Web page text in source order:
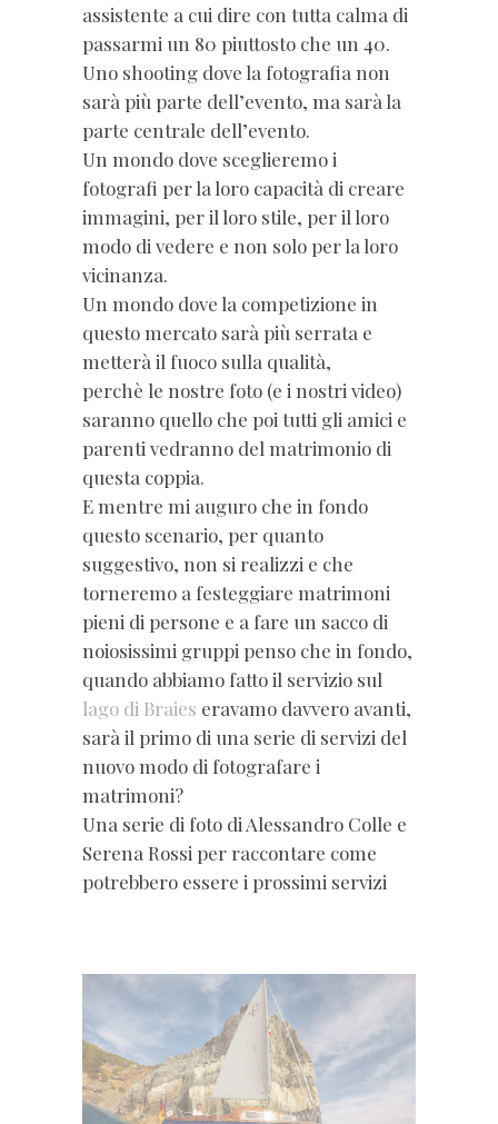
assistente a cui dire con tutta calma di
passarmi un 80 piuttosto che un 40.
Uno shooting dove la fotografia non
sarà più parte dell’evento, ma sarà la
parte centrale dell’evento.
Un mondo dove sceglieremo i
fotografi per la loro capacità di creare
immagini, per il loro stile, per il loro
modo di vedere e non solo per la loro
vicinanza.
Un mondo dove la competizione in
questo mercato sarà più serrata e
metterà il fuoco sulla qualità,
perchè le nostre foto (e i nostri video)
saranno quello che poi tutti gli amici e
parenti vedranno del matrimonio di
questa coppia.
E mentre mi auguro che in fondo
questo scenario, per quanto
suggestivo, non si realizzi e che
torneremo a festeggiare matrimoni
pieni di persone e a fare un sacco di
noiosissimi gruppi penso che in fondo,
quando abbiamo fatto il servizio sul
lago di Braies eravamo davvero avanti,
sarà il primo di una serie di servizi del
nuovo modo di fotografare i
matrimoni?
Una serie di foto di Alessandro Colle e
Serena Rossi per raccontare come
potrebbero essere i prossimi servizi